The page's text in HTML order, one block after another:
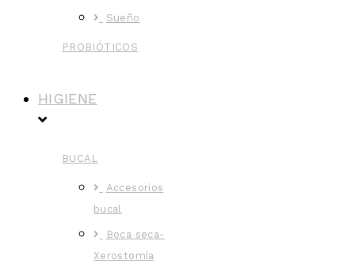
Sueño
PROBIÓTICOS
HIGIENE
BUCAL
Accesorios
bucal
Boca seca-
Xerostomía